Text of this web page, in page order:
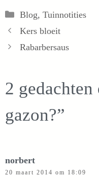
Categorieën
Blog, Tuinnotities
Kers bloeit
Rabarbersaus
2
gazon?”
norbert
20 maart 2014 om 18:09